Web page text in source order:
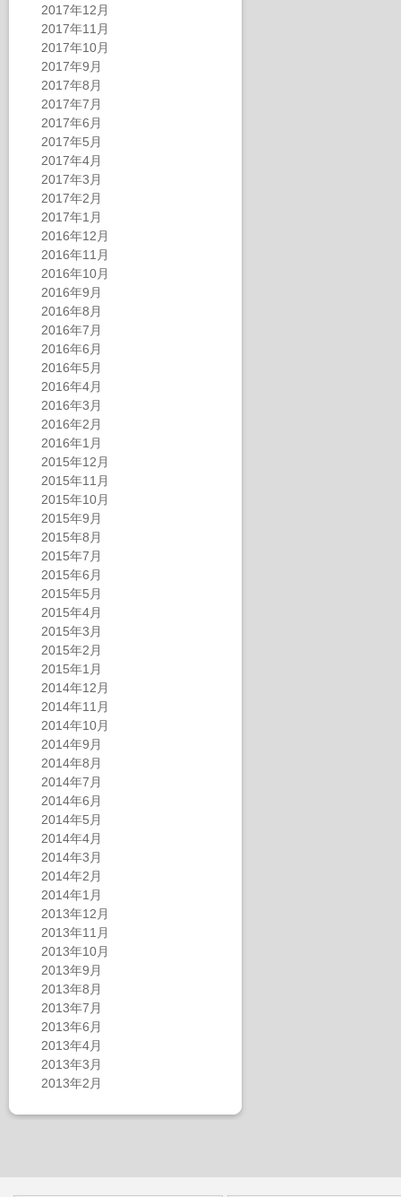
2017年12月
2017年11月
2017年10月
2017年9月
2017年8月
2017年7月
2017年6月
2017年5月
2017年4月
2017年3月
2017年2月
2017年1月
2016年12月
2016年11月
2016年10月
2016年9月
2016年8月
2016年7月
2016年6月
2016年5月
2016年4月
2016年3月
2016年2月
2016年1月
2015年12月
2015年11月
2015年10月
2015年9月
2015年8月
2015年7月
2015年6月
2015年5月
2015年4月
2015年3月
2015年2月
2015年1月
2014年12月
2014年11月
2014年10月
2014年9月
2014年8月
2014年7月
2014年6月
2014年5月
2014年4月
2014年3月
2014年2月
2014年1月
2013年12月
2013年11月
2013年10月
2013年9月
2013年8月
2013年7月
2013年6月
2013年4月
2013年3月
2013年2月